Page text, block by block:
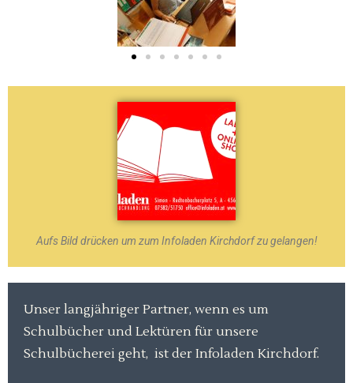
Aufs Bild drücken um zum Infoladen Kirchdorf zu gelangen!
Unser langjähriger Partner, wenn es um
Schulbücher und Lektüren für unsere
Schulbücherei geht, ist der Infoladen Kirchdorf.